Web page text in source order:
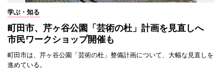
学ぶ・知る
町田市、芹ヶ谷公園「芸術の杜」計画を見直しへ
市民ワークショップ開催も
町田市は、芹ヶ谷公園「芸術の杜」整備計画について、大幅な見直しを
進めている。